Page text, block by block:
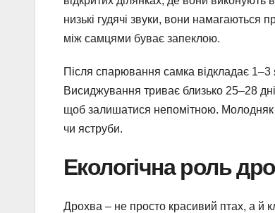
низькі гудячі звуки, вони намагаються
між самцями буває запеклою.
Після спарювання самка відкладає 1–3
Висиджування триває близько 25–28
щоб залишатися непомітною. Молодняк
чи яструби.
Екологічна роль
Дрохва – не просто красивий птах, а й